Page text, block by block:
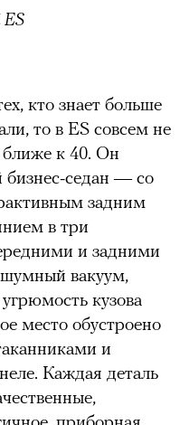
кто знает больше
то в ES совсем не
ближе к 40. Он
бизнес-седан — со
задним
в три
и задними
вакуум,
кузова
место обустроено
и
Каждая деталь
приборная